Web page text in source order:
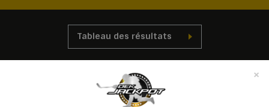
×
Tableau des résultats